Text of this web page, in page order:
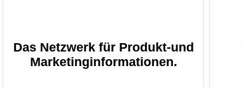
Das Netzwerk für Produkt-und
Marketinginformationen.